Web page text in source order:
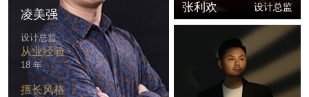
凌美强
设计总监
从业经验
18 年
擅长风格
魏己成
从业经验
擅长风格
张利欢 设计总监